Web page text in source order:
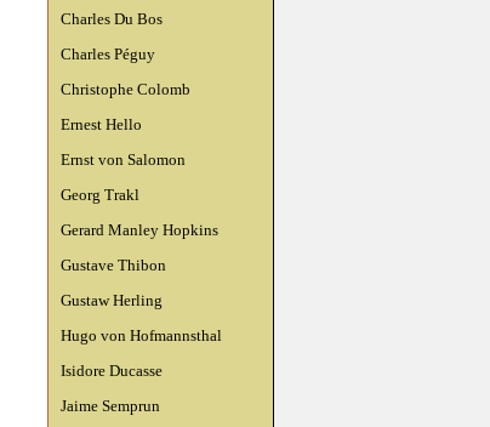
Charles Du Bos
Charles Péguy
Christophe Colomb
Ernest Hello
Ernst von Salomon
Georg Trakl
Gerard Manley Hopkins
Gustave Thibon
Gustaw Herling
Hugo von Hofmannsthal
Isidore Ducasse
Jaime Semprun